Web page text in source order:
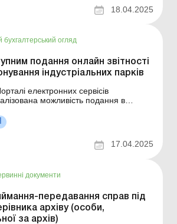
18.04.2025
огляд
подання онлайн звітності
індустріальних парків
електронних сервісів
можливість подання в
парків. Відповідно до
№ 5018-VI «Про індустріальні
або ініціатори с...
17.04.2025
документи
передавання справ під
архіву (особи,
за архів)